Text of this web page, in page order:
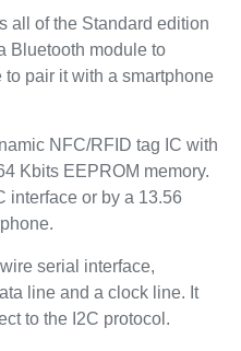
all of the Standard edition
Bluetooth module to
pair it with a smartphone
NFC/RFID tag IC with
Kbits EEPROM memory.
interface or by a 13.56
serial interface,
line and a clock line. It
to the I2C protocol.